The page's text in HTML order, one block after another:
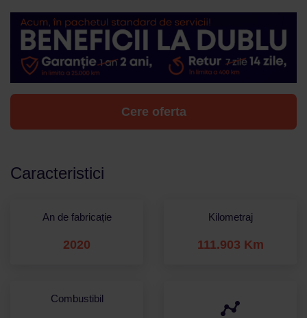
Cere oferta
Caracteristici
An de fabricație
2020
Kilometraj
111.903 Km
Combustibil